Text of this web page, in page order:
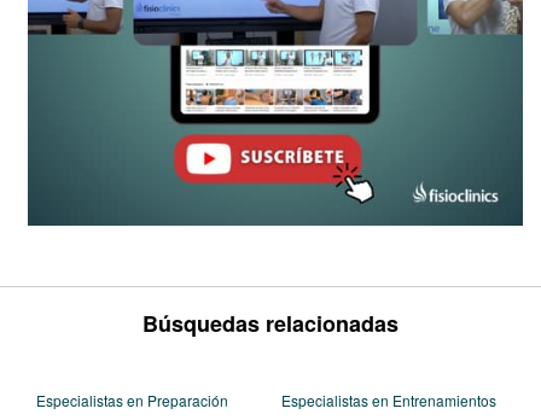
Búsquedas relacionadas
Especialistas en Preparación
Especialistas en Entrenamientos